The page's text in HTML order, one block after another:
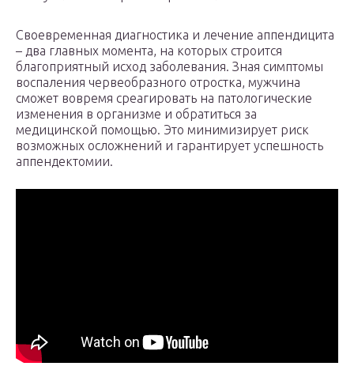
Своевременная диагностика и лечение аппендицита
– два главных момента, на которых строится
благоприятный исход заболевания. Зная симптомы
воспаления червеобразного отростка, мужчина
сможет вовремя среагировать на патологические
изменения в организме и обратиться за
медицинской помощью. Это минимизирует риск
возможных осложнений и гарантирует успешность
аппендектомии.